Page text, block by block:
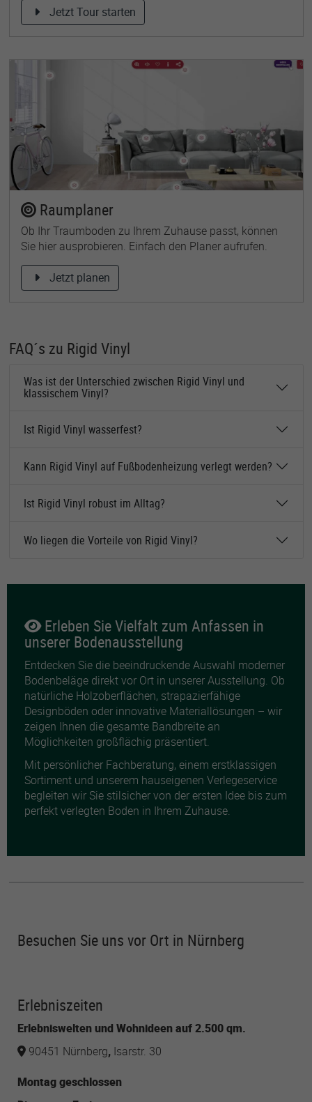
Jetzt Tour starten
Raumplaner
Ob Ihr Traumboden zu Ihrem Zuhause passt, können
Sie hier ausprobieren. Einfach den Planer aufrufen.
Jetzt planen
FAQ´s zu Rigid Vinyl
Was ist der Unterschied zwischen Rigid Vinyl und
klassischem Vinyl?
Ist Rigid Vinyl wasserfest?
Kann Rigid Vinyl auf Fußbodenheizung verlegt werden?
Ist Rigid Vinyl robust im Alltag?
Wo liegen die Vorteile von Rigid Vinyl?
Erleben Sie Vielfalt zum Anfassen in
unserer Bodenausstellung
Entdecken Sie die beeindruckende Auswahl moderner
Bodenbeläge direkt vor Ort in unserer Ausstellung. Ob
natürliche Holzoberflächen, strapazierfähige
Designböden oder innovative Materiallösungen – wir
zeigen Ihnen die gesamte Bandbreite an
Möglichkeiten großflächig präsentiert.
Mit persönlicher Fachberatung, einem erstklassigen
Sortiment und unserem hauseigenen Verlegeservice
begleiten wir Sie stilsicher von der ersten Idee bis zum
perfekt verlegten Boden in Ihrem Zuhause.
Besuchen Sie uns vor Ort in Nürnberg
Erlebniszeiten
Erlebniswelten und Wohnideen auf 2.500 qm.
90451 Nürnberg, Isarstr. 30
Montag geschlossen